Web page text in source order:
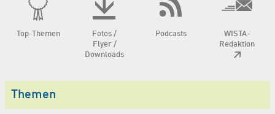
Top-Themen
Fotos /
Flyer /
Downloads
Podcasts
WISTA-
Redaktion
Themen